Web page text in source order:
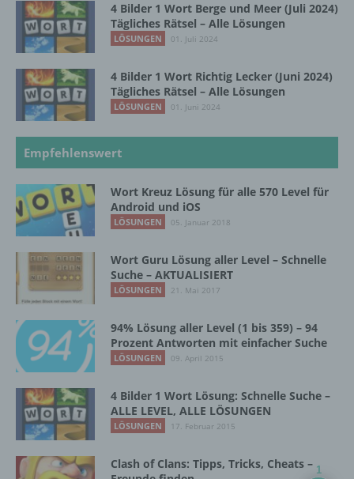
4 Bilder 1 Wort Berge und Meer (Juli 2024)
Tägliches Rätsel – Alle Lösungen
LÖSUNGEN 01. Juli 2024
4 Bilder 1 Wort Richtig Lecker (Juni 2024)
Tägliches Rätsel – Alle Lösungen
LÖSUNGEN 01. Juni 2024
Empfehlenswert
Wort Kreuz Lösung für alle 570 Level für
Android und iOS
LÖSUNGEN 05. Januar 2018
Wort Guru Lösung aller Level – Schnelle
Suche – AKTUALISIERT
LÖSUNGEN 21. Mai 2017
94% Lösung aller Level (1 bis 359) – 94
Prozent Antworten mit einfacher Suche
LÖSUNGEN 09. April 2015
4 Bilder 1 Wort Lösung: Schnelle Suche –
ALLE LEVEL, ALLE LÖSUNGEN
LÖSUNGEN 17. Februar 2015
Clash of Clans: Tipps, Tricks, Cheats – 1
und Mittel der Verarbeitung von
personenbezogenen Daten entscheidet.
Sind die Zwecke und Mittel dieser
das Recht der Mitgliedstaaten vorgegeben,
so kann der Verantwortliche
beziehungsweise können die bestimmten
Kriterien seiner Benennung nach dem
Unionsrecht oder dem Recht der
Mitgliedstaaten vorgesehen werden.
h) Auftragsverarbeiter
juristische Person, Behörde, Einrichtung
oder andere Stelle, die personenbezogene
Daten im Auftrag des Verantwortlichen
verarbeitet.
i) Empfänger
Empfänger ist eine natürliche oder juristische
Person, Behörde, Einrichtung oder andere
Stelle, der personenbezogene Daten
es sich bei ihr um einen Dritten handelt oder